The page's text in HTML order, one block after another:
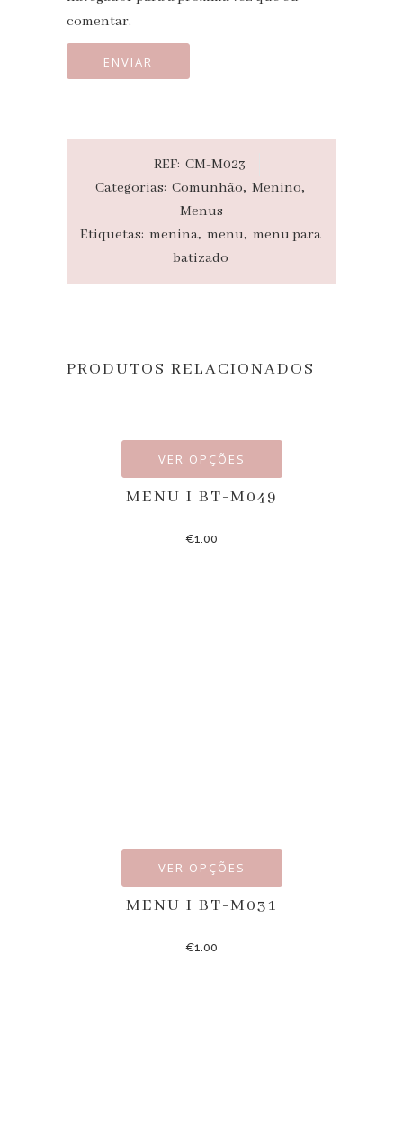
comentar.
REF: CM-M023
Categorias: Comunhão, Menino,
Menus
Etiquetas: menina, menu, menu para
batizado
PRODUTOS RELACIONADOS
VER OPÇÕES
MENU I BT-M049
€1.00
VER OPÇÕES
MENU I BT-M031
€1.00